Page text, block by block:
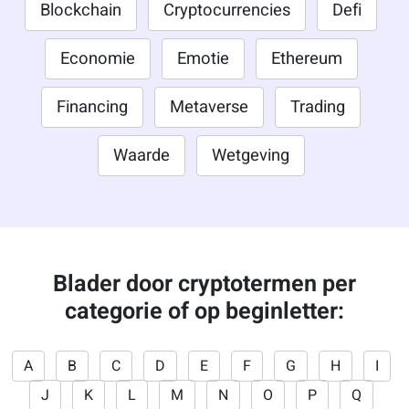
Blockchain Cryptocurrencies
Defi
Economie
Emotie
Ethereum
Financing
Metaverse
Trading
Waarde
Wetgeving
Blader door cryptotermen per
categorie of op beginletter:
A B C D E F G H
I
J
K L M N O P Q